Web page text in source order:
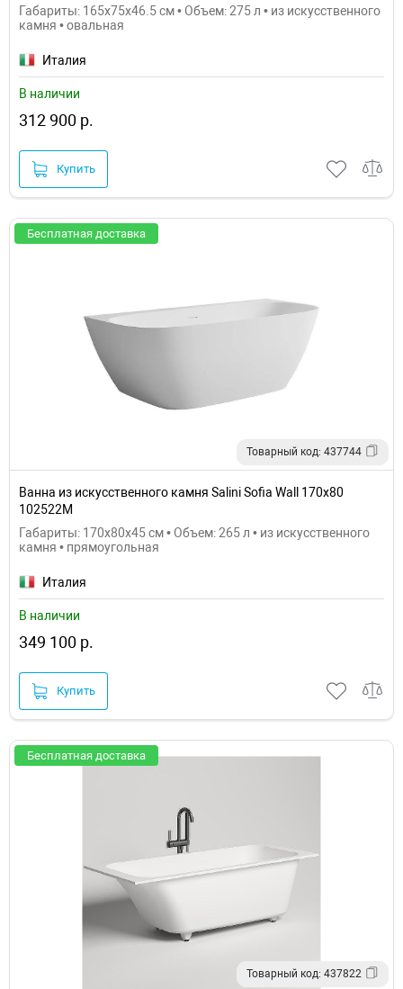
Габариты: 165x75x46.5 см • Объем: 275 л • из искусственного
камня • овальная
Италия
В наличии
312 900 р.
Купить
Бесплатная доставка
Товарный код: 437744
Ванна из искусственного камня Salini Sofia Wall 170х80
102522M
Габариты: 170x80x45 см • Объем: 265 л • из искусственного
камня • прямоугольная
Италия
В наличии
349 100 р.
Купить
Бесплатная доставка
Товарный код: 437822